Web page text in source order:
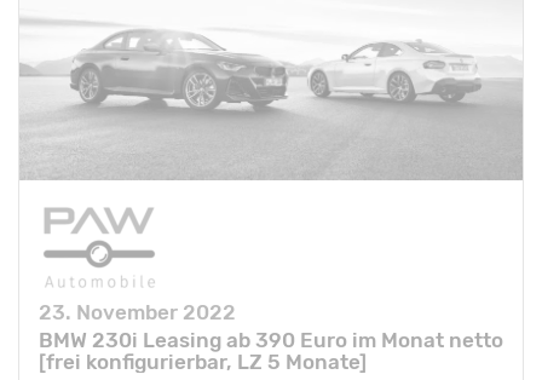
23. November 2022
BMW 230i Leasing ab 390 Euro im Monat netto
[frei konfigurierbar, LZ 5 Monate]